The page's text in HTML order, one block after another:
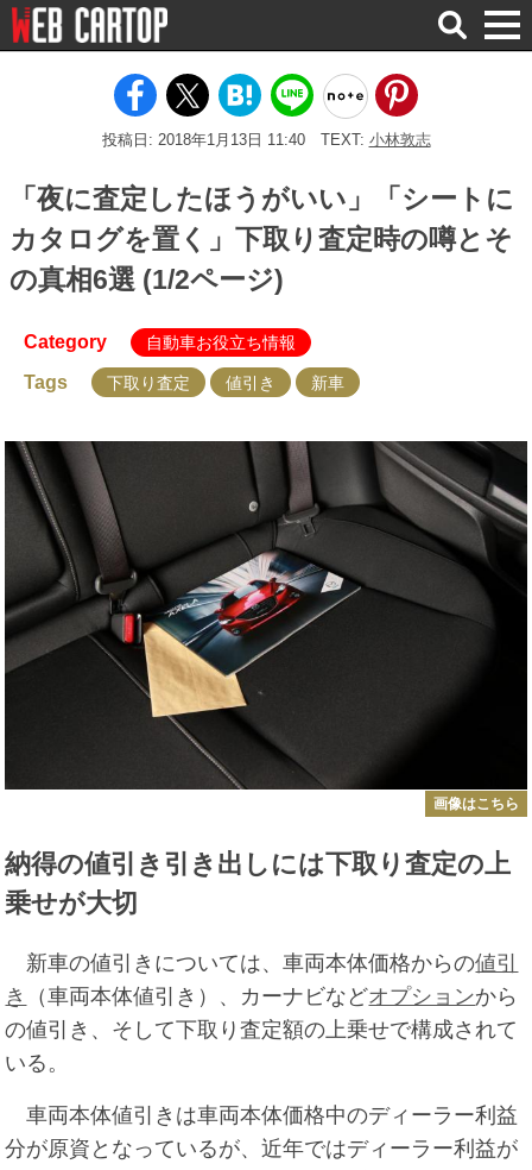
検
索
投稿日: 2018年1月13日 11:40 TEXT: 小林敦志
「夜に査定したほうがいい」「シートに
カタログを置く」下取り査定時の噂とそ
の真相6選 (1/2ページ)
Category 自動車お役立ち情報
Tags 下取り査定 値引き 新車
画像はこちら
納得の値引き引き出しには下取り査定の上
乗せが大切
新車の値引きについては、車両本体価格からの値引
き
（車両本体値引き）、カーナビなどオプションから
の値引き、そして下取り査定額の上乗せで構成されて
いる。
車両本体値引きは車両本体価格中のディーラー利益
分が原資となっているが、近年ではディーラー利益が